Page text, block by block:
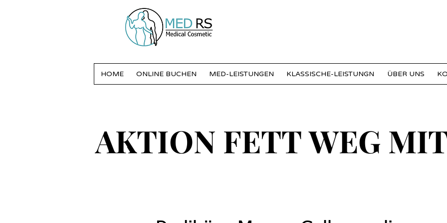
HOME ONLINE BUCHEN MED-LEISTUNGEN KLASSISCHE-LEISTUNGN ÜBER UNS
AKTION FETT WEG
AKTION FETT WEG